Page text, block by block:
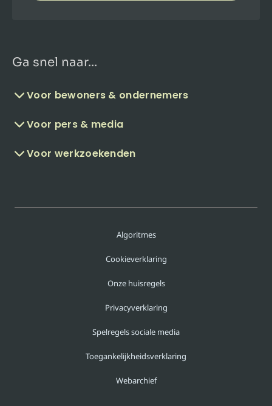
Ga snel naar...
Voor bewoners & ondernemers
Voor pers & media
Voor werkzoekenden
Algoritmes
Cookieverklaring
Onze huisregels
Privacyverklaring
Spelregels sociale media
Toegankelijkheidsverklaring
Webarchief